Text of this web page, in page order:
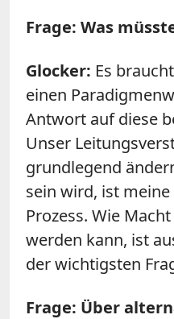
Frage: Was
Glocker: Es
einen
Antwort auf diese
Unser
grundlegend
sein wird, ist
Prozess. Wie
werden kann, ist
der wichtigsten
Frage: Über